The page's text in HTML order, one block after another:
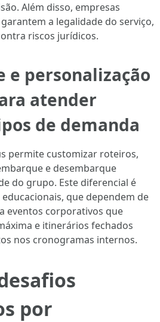
Além disso, empresas
a legalidade do serviço,
riscos jurídicos.
e personalização
atender
de demanda
permite customizar roteiros,
e desembarque
do grupo. Este diferencial é
que dependem de
eventos corporativos que
e itinerários fechados
nos cronogramas internos.
por